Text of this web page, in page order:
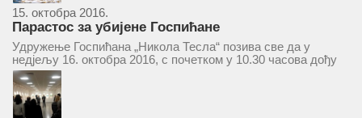
15. октобра 2016.
Парастос за убијене Госпићане
Удружење Госпићана „Никола Тесла“ позива све да у
недјељу 16. октобра 2016, с почетком у 10.30 часова дођу
у цркву Светог оца Николаја у Борчи (Улица Вука Караџића
1), гдје ће бити служен парастос за...